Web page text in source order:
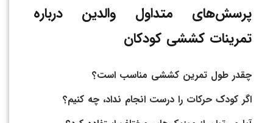
پرسش‌های متداول والدین درباره
تمرینات کششی کودکان
چقدر طول تمرین کششی مناسب است؟
اگر کودک حرکات را درست انجام نداد، چه کنیم؟